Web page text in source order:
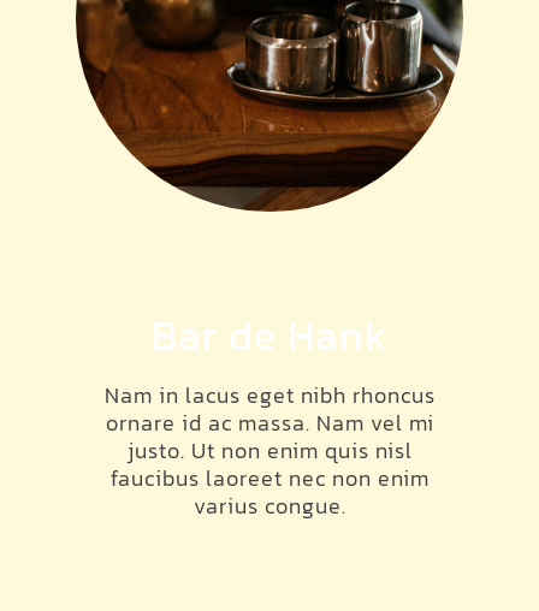
Bar de Hank
Nam in lacus eget nibh rhoncus
ornare id ac massa. Nam vel mi
justo. Ut non enim quis nisl
faucibus laoreet nec non enim
varius congue.